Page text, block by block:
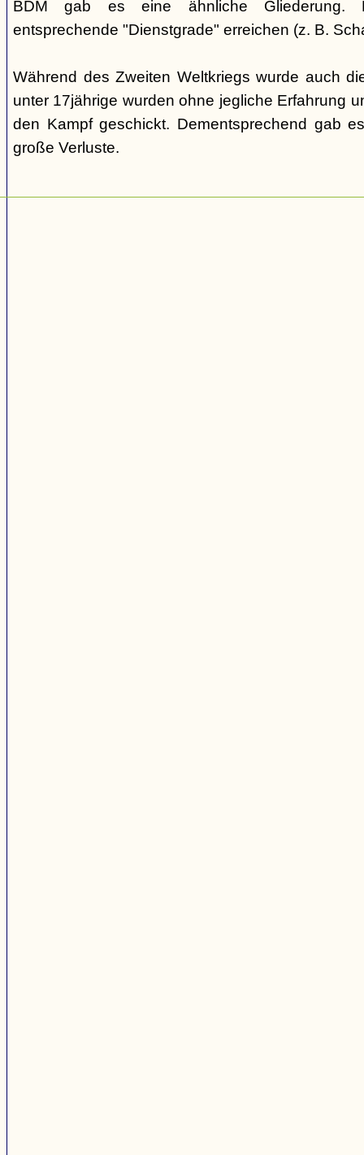
BDM gab es eine ähnliche Gliederung.
entsprechende "Dienstgrade" erreichen (z. B.
Während des Zweiten Weltkriegs wurde auch
unter 17jährige wurden ohne jegliche Erfahrung
den Kampf geschickt. Dementsprechend gab
große Verluste.